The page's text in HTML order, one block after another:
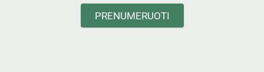
PRENUMERUOTI